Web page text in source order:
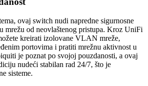
ovaj switch nudi napredne sigurnosne
mrežu od neovlaštenog pristupa. Kroz UniFi
kreirati izolovane VLAN mreže,
portovima i pratiti mrežnu aktivnost u
je poznat po svojoj pouzdanosti, a ovaj
nudeći stabilan rad 24/7, što je
sisteme.